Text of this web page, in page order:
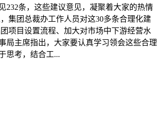
条，这些建议意见，凝聚着大家的热情
团总裁办工作人员对这30多条合理化建
项目设置流程、加大对市场中下游经营水
局主席指出，大家要认真学习领会这些合理
思考，结合工...